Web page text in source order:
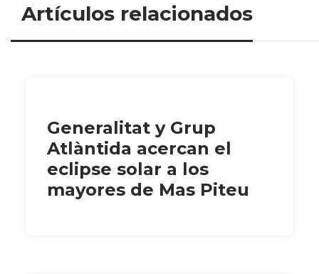
Artículos relacionados
Generalitat y Grup
Atlàntida acercan el
eclipse solar a los
mayores de Mas Piteu